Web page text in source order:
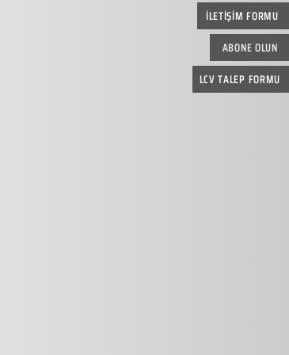
İLETİŞİM FORMU
ABONE OLUN
LCV TALEP FORMU